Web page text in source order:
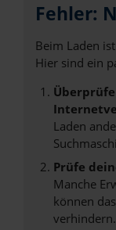
Fehler:
Beim Laden
Hier sind ein
Laden
Prüfe
Manche
können